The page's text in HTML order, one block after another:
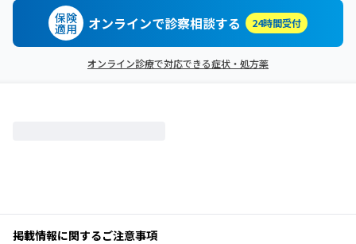
保険
適用 オンラインで診察相談する 24時間受付
オンライン診療で対応できる症状・処方薬
掲載情報に関するご注意事項